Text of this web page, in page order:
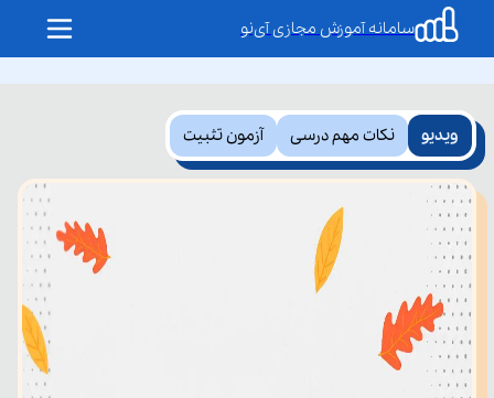
سامانه آموزش مجازی آی‌نو
ویدیو نکات مهم درسی آزمون تثبیت